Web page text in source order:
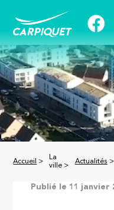
Accueil >
La
ville >
Actualités >
Publié le 11 janvier